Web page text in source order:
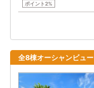
ポイント2%
全8棟オーシャンビュ